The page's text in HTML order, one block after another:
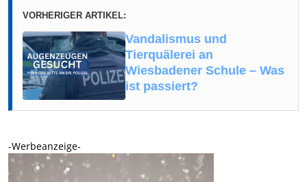
VORHERIGER ARTIKEL:
Vandalismus und
Tierquälerei an
Wiesbadener Schule – Was
ist passiert?
-Werbeanzeige-